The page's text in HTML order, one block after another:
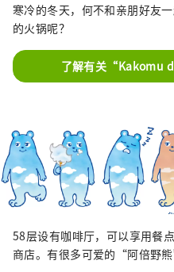
寒冷的冬天，何不和亲朋好友
的火锅呢？
了解有关“Kakomu
58层设有咖啡厅，可以享用餐
商店。有很多可爱的“阿倍野